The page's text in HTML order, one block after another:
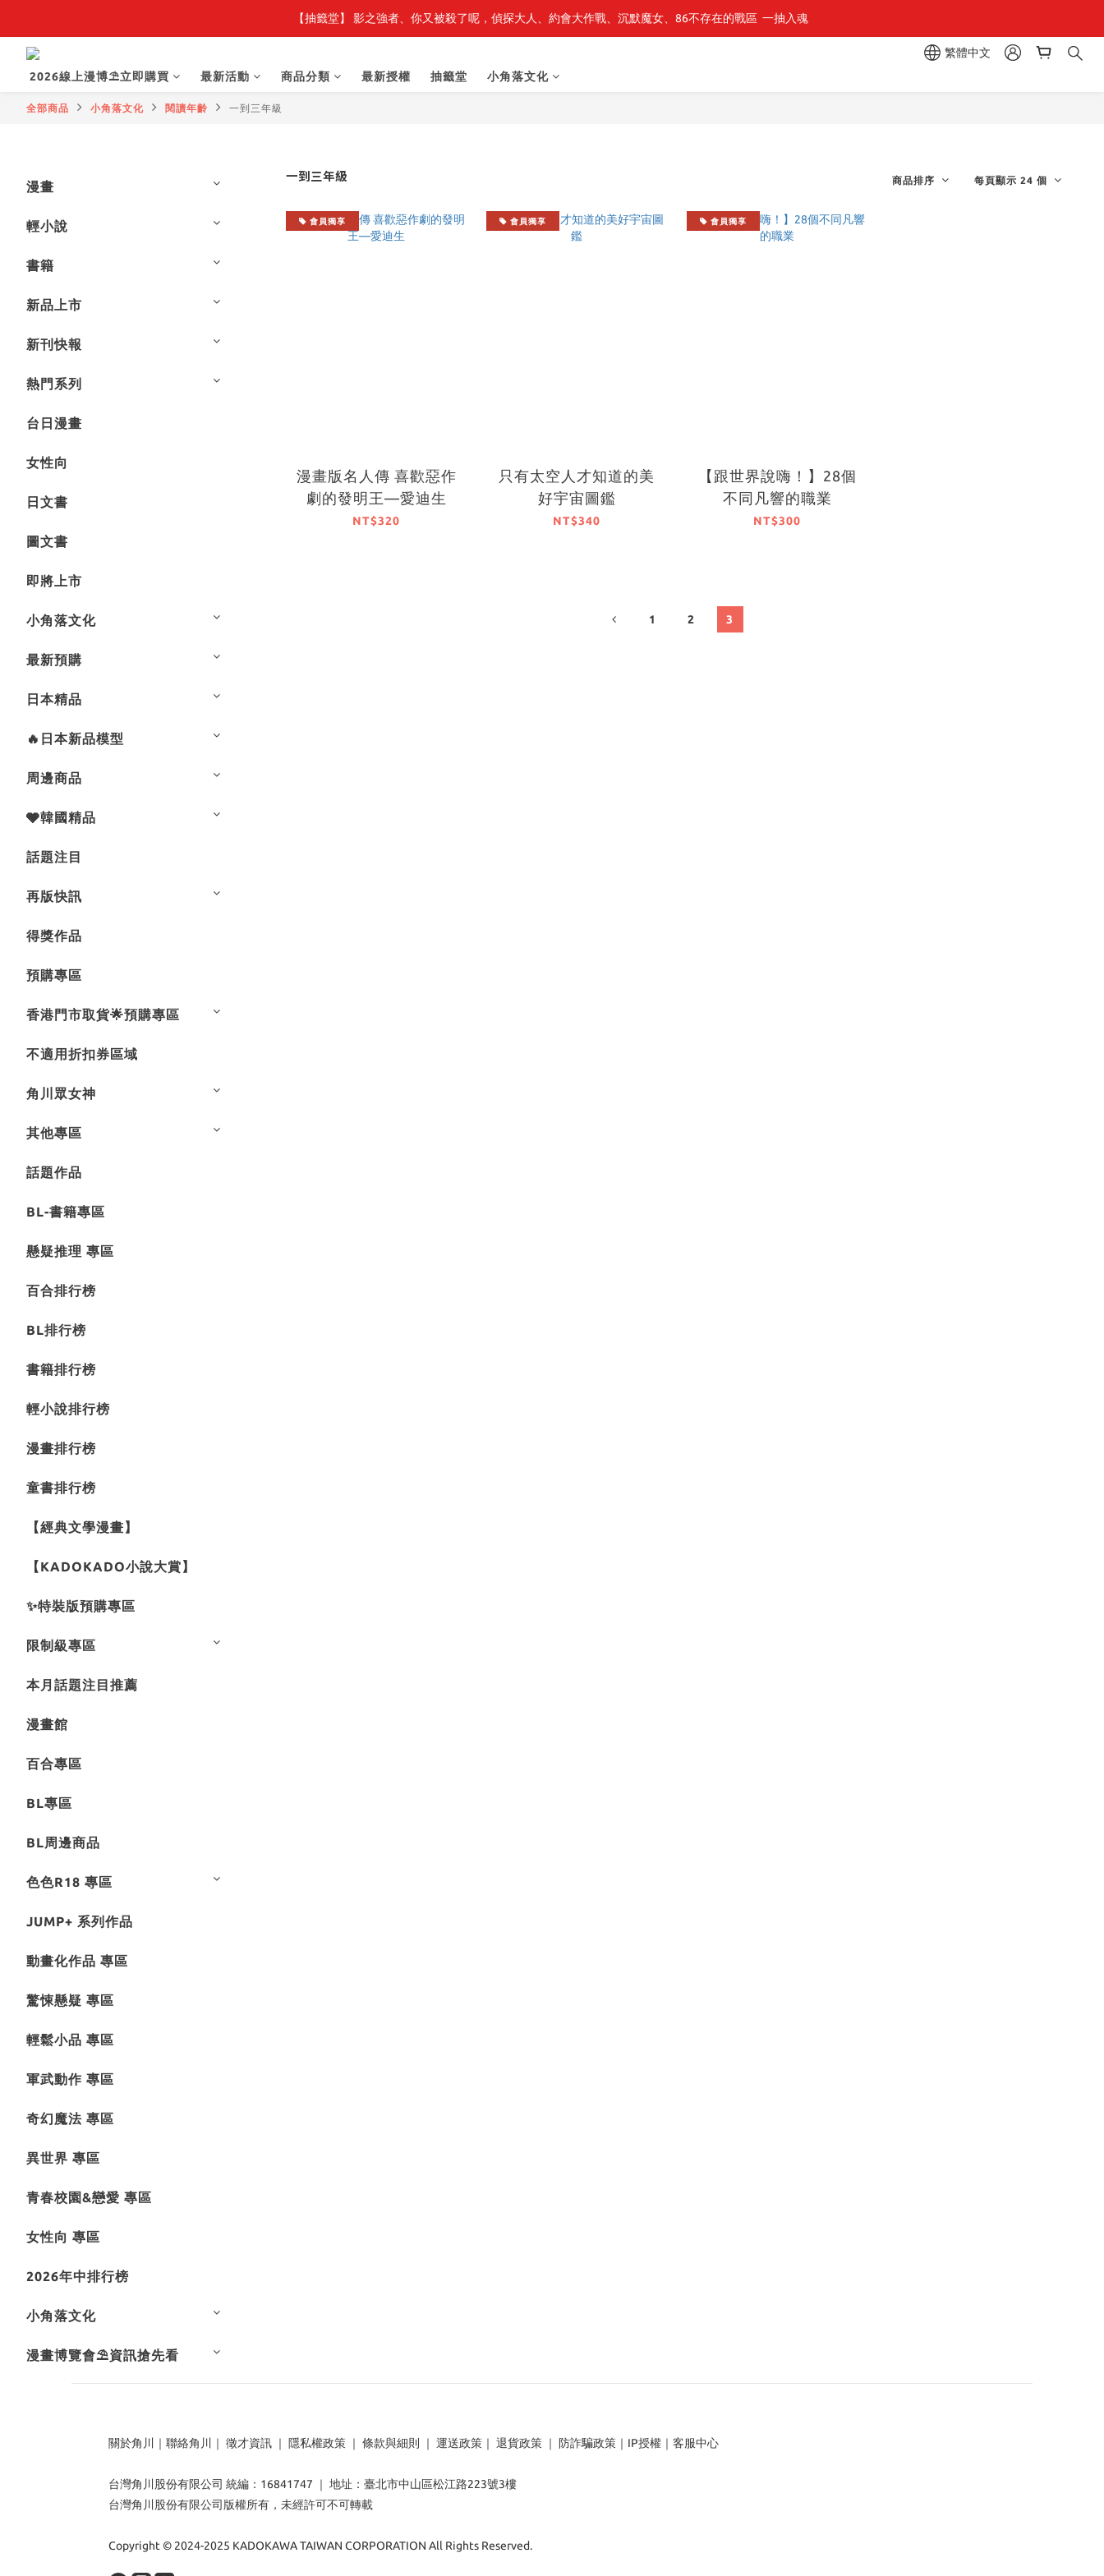
【轉生史萊姆】系列書展🌟系列小說 79 折，滿$389送「完節紀念明信片組」
【抽籤堂】 影之強者、你又被殺了呢，偵探大人、約會大作戰、沉默魔女、86不存在的戰區  一抽入魂
繁體中文
2026線上漫博⛱️立即購買
最新活動 商品分類 最新授權 抽籤堂 小角落文化
全部商品 小角落文化 閱讀年齡 一到三年級
漫畫
輕小說
書籍
新品上市
新刊快報
熱門系列
台日漫畫
女性向
日文書
圖文書
即將上市
小角落文化
最新預購
日本精品
🔥日本新品模型
周邊商品
🩶韓國精品
話題注目
再版快訊
得獎作品
預購專區
香港門市取貨🌟預購專區
不適用折扣券區域
角川眾女神
其他專區
話題作品
BL-書籍專區
懸疑推理 專區
百合排行榜
BL排行榜
書籍排行榜
輕小說排行榜
漫畫排行榜
童書排行榜
【經典文學漫畫】
【KADOKADO小說大賞】
✨特裝版預購專區
限制級專區
本月話題注目推薦
漫畫館
百合專區
BL專區
BL周邊商品
色色R18 專區
JUMP+ 系列作品
動畫化作品 專區
驚悚懸疑 專區
輕鬆小品 專區
軍武動作 專區
奇幻魔法 專區
異世界 專區
青春校園&戀愛 專區
女性向 專區
2026年中排行榜
小角落文化
漫畫博覽會⛱️資訊搶先看
一到三年級 商品排序 每頁顯示 24 個
會員獨享
漫畫版名人傳 喜歡惡作
劇的發明王—愛迪生
NT$320
會員獨享
只有太空人才知道的美
好宇宙圖鑑
NT$340
會員獨享
【跟世界說嗨！】28個
不同凡響的職業
NT$300
1 2 3
關於角川 ｜ 聯絡角川 ｜ 徵才資訊 ｜ 隱私權政策 ｜ 條款與細則 ｜ 運送政策 ｜ 退貨政策 ｜ 防詐騙政策 ｜ IP授權 ｜ 客服中心
台灣角川股份有限公司 統編：16841747 ｜ 地址：臺北市中山區松江路223號3樓
台灣角川股份有限公司版權所有，未經許可不可轉載
Copyright © 2024-2025 KADOKAWA TAIWAN CORPORATION All Rights Reserved.